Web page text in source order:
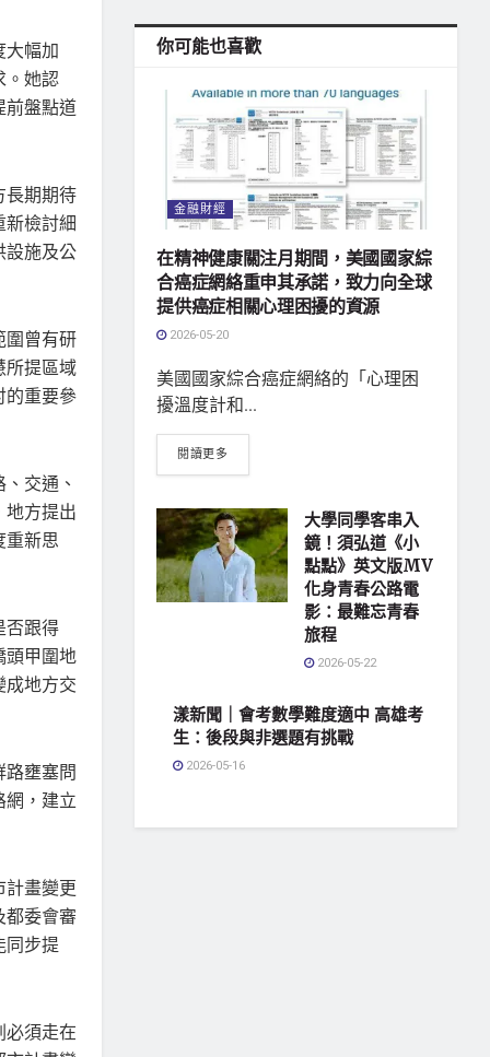
大幅加
。她認
前盤點道
長期期待
新檢討細
設施及公
圍曾有研
所提區域
的重要參
交通、
地方提出
重新思
否跟得
頭甲圍地
成地方交
路壅塞問
網，建立
計畫變更
都委會審
同步提
必須走在
你可能也喜歡
金融財經
在精神健康關注月期間，美國國家綜
合癌症網絡重申其承諾，致力向全球
提供癌症相關心理困擾的資源
2026-05-20
美國國家綜合癌症網絡的「心理困
擾溫度計和...
閱讀更多
大學同學客串入
鏡！須弘道《小
點點》英文版MV
化身青春公路電
影：最難忘青春
旅程
2026-05-22
漾新聞｜會考數學難度適中 高雄考
生：後段與非選題有挑戰
2026-05-16